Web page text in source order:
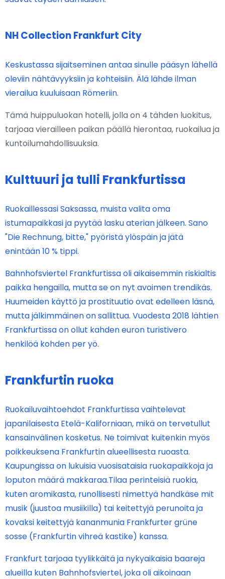
NH Collection Frankfurt City
Keskustassa sijaitseminen antaa sinulle pääsyn lähellä
oleviin nähtävyyksiin ja kohteisiin. Älä lähde ilman
vierailua kuuluisaan Römeriin.
Tämä huippuluokan hotelli, jolla on 4 tähden luokitus,
tarjoaa vierailleen paikan päällä hierontaa, ruokailua ja
kuntoilumahdollisuuksia.
Kulttuuri ja tulli Frankfurtissa
Ruokaillessasi Saksassa, muista valita oma
istumapaikkasi ja pyytää lasku aterian jälkeen. Sano
"Die Rechnung, bitte," pyöristä ylöspäin ja jätä
enintään 10 % tippi.
Bahnhofsviertel Frankfurtissa oli aikaisemmin riskialtis
paikka hengailla, mutta se on nyt avoimen trendikäs.
Huumeiden käyttö ja prostituutio ovat edelleen läsnä,
mutta jälkimmäinen on sallittua. Vuodesta 2018 lähtien
Frankfurtissa on ollut kahden euron turistivero
henkilöä kohden per yö.
Frankfurtin ruoka
Ruokailuvaihtoehdot Frankfurtissa vaihtelevat
japanilaisesta Etelä-Kaliforniaan, mikä on tervetullut
kansainvälinen kosketus. Ne toimivat kuitenkin myös
poikkeuksena Frankfurtin alueellisesta ruoasta.
Kaupungissa on lukuisia vuosisataisia ruokapaikkoja ja
loputon määrä makkaraa.Tilaa perinteisiä ruokia,
kuten aromikasta, runollisesti nimettyä handkäse mit
musik (juustoa musiikilla) tai keitettyjä perunoita ja
kovaksi keitettyjä kananmunia Frankfurter grüne
sosse (Frankfurtin vihreä kastike) kanssa.
Frankfurt tarjoaa tyylikkäitä ja nykyaikaisia baareja
alueilla kuten Bahnhofsviertel, joka oli aikoinaan